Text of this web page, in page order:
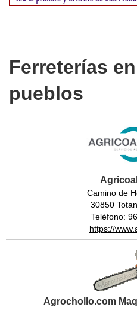
Ferreterías
pueblos
Camino de
30850
Teléfono:
https://
Agrochollo.com